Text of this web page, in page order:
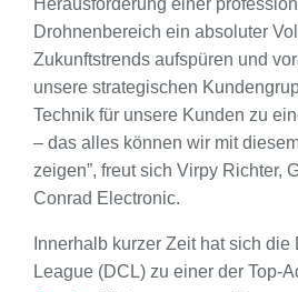
Herausforderung einer
Drohnenbereich ein absoluter
Zukunftstrends aufspüren und
unsere strategischen
Technik für unsere Kunden zu
– das alles können wir mit
zeigen”, freut sich Virpy Richter,
Conrad Electronic.
Innerhalb kurzer Zeit hat sich
League (DCL) zu einer der Top-